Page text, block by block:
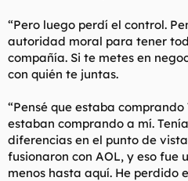
“Pero luego perdí el control.
autoridad moral para tener
compañía. Si te metes en
con quién te juntas.
“Pensé que estaba
estaban comprando a mí.
diferencias en el punto de
fusionaron con AOL, y eso fue
menos hasta aquí. He perdido